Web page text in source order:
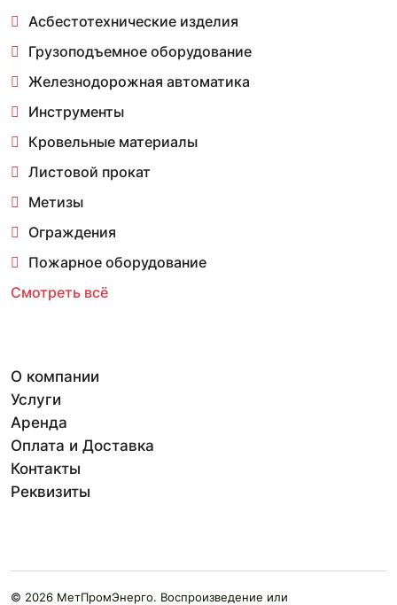
Асбестотехнические изделия
Грузоподъемное оборудование
Железнодорожная автоматика
Инструменты
Кровельные материалы
Листовой прокат
Метизы
Ограждения
Пожарное оборудование
Смотреть всё
О компании
Услуги
Аренда
Оплата и Доставка
Контакты
Реквизиты
© 2026 МетПромЭнерго. Воспроизведение или